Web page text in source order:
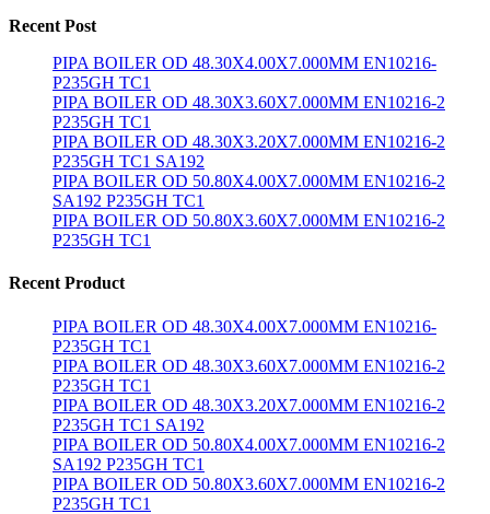
Recent Post
PIPA BOILER OD 48.30X4.00X7.000MM EN10216-
P235GH TC1
PIPA BOILER OD 48.30X3.60X7.000MM EN10216-2
P235GH TC1
PIPA BOILER OD 48.30X3.20X7.000MM EN10216-2
P235GH TC1 SA192
PIPA BOILER OD 50.80X4.00X7.000MM EN10216-2
SA192 P235GH TC1
PIPA BOILER OD 50.80X3.60X7.000MM EN10216-2
P235GH TC1
Recent Product
PIPA BOILER OD 48.30X4.00X7.000MM EN10216-
P235GH TC1
PIPA BOILER OD 48.30X3.60X7.000MM EN10216-2
P235GH TC1
PIPA BOILER OD 48.30X3.20X7.000MM EN10216-2
P235GH TC1 SA192
PIPA BOILER OD 50.80X4.00X7.000MM EN10216-2
SA192 P235GH TC1
PIPA BOILER OD 50.80X3.60X7.000MM EN10216-2
P235GH TC1